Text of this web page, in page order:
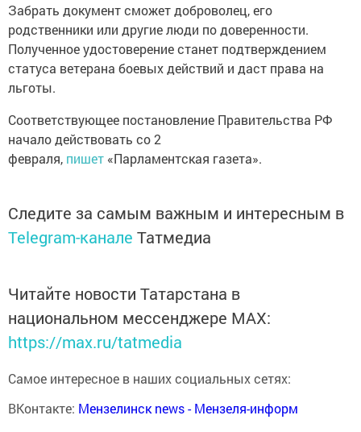
Забрать документ сможет доброволец, его
родственники или другие люди по доверенности.
Полученное удостоверение станет подтверждением
статуса ветерана боевых действий и даст права на
льготы.
Соответствующее постановление Правительства РФ
начало действовать со 2
февраля, пишет «Парламентская газета».
Следите за самым важным и интересным в
Telegram-канале Татмедиа
Читайте новости Татарстана в
национальном мессенджере MАХ:
https://max.ru/tatmedia
Самое интересное в наших социальных сетях:
ВКонтакте: Мензелинск news - Мензеля-информ